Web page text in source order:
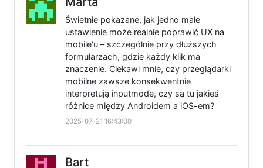
Świetnie pokazane, jak jedno małe
ustawienie może realnie poprawić UX na
mobile'u – szczególnie przy dłuższych
formularzach, gdzie każdy klik ma
znaczenie. Ciekawi mnie, czy przeglądarki
mobilne zawsze konsekwentnie
interpretują inputmode, czy są tu jakieś
różnice między Androidem a iOS-em?
2025-07-21 16:43:00
Bart